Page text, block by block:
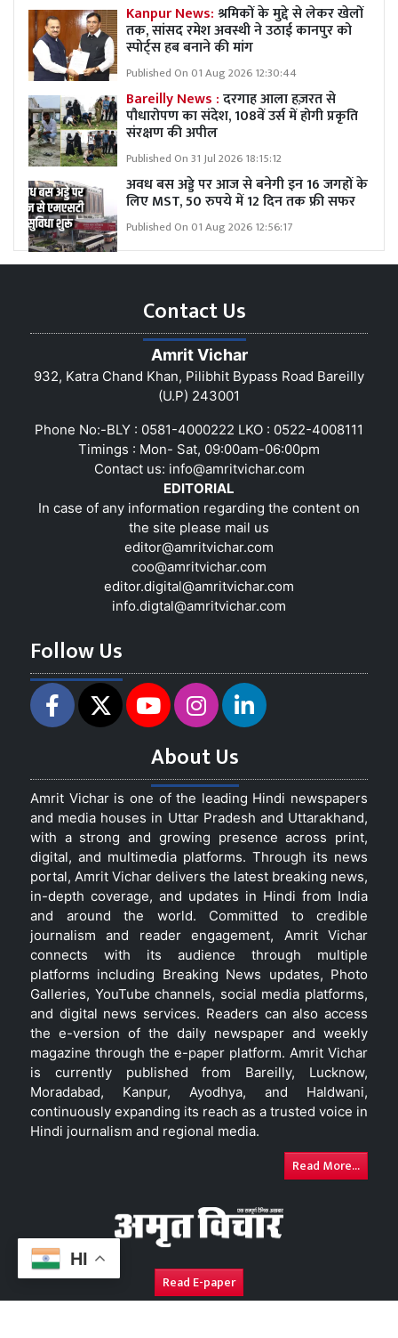
HI
Kanpur News:श्रमिकों के मुद्दे से लेकर खेलों
तक, सांसद रमेश अवस्थी ने उठाई कानपुर को
स्पोर्ट्स हब बनाने की मांग
Published On 01 Aug 2026 12:30:44
Bareilly News :दरगाह आला हज़रत से
पौधारोपण का संदेश, 108वें उर्स में होगी प्रकृति
संरक्षण की अपील
Published On 31 Jul 2026 18:15:12
अवध बस अड्डे पर आज से बनेगी इन 16 जगहों के
लिए MST, 50 रुपये में 12 दिन तक फ्री सफर
Published On 01 Aug 2026 12:56:17
Contact Us
Amrit Vichar
932, Katra Chand Khan, Pilibhit Bypass Road Bareilly
(U.P) 243001
Phone No:-BLY : 0581-4000222 LKO : 0522-4008111
Timings : Mon- Sat, 09:00am-06:00pm
Contact us: info@amritvichar.com
EDITORIAL
In case of any information regarding the content on
the site please mail us
editor@amritvichar.com
coo@amritvichar.com
editor.digital@amritvichar.com
info.digtal@amritvichar.com
Follow Us
About Us
Amrit Vichar is one of the leading Hindi newspapers
and media houses in Uttar Pradesh and Uttarakhand,
with a strong and growing presence across print,
digital, and multimedia platforms. Through its news
portal, Amrit Vichar delivers the latest breaking news,
in-depth coverage, and updates in Hindi from India
and around the world. Committed to credible
journalism and reader engagement, Amrit Vichar
connects with its audience through multiple
platforms including Breaking News updates, Photo
Galleries, YouTube channels, social media platforms,
and digital news services. Readers can also access
the e-version of the daily newspaper and weekly
magazine through the e-paper platform. Amrit Vichar
is currently published from Bareilly, Lucknow,
Moradabad, Kanpur, Ayodhya, and Haldwani,
continuously expanding its reach as a trusted voice in
Hindi journalism and regional media.
Read More...
Read E-paper